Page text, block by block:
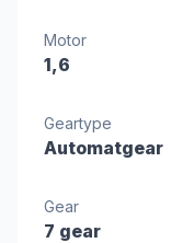
Motor
1,6
Geartype
Automatgear
Gear
7 gear